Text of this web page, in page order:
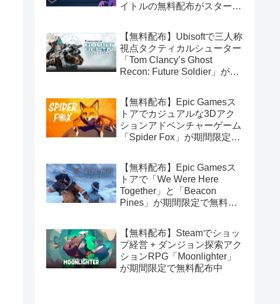
イトルの無料配布がスタート
【無料配布】Ubisoftで三人称
視点タクティカルシューター
「Tom Clancy’s Ghost
Recon: Future Soldier」が期
Connect版）
【無料配布】Epic Gamesス
トアでカジュアルな3Dアク
ションアドベンチャーゲーム
「Spider Fox」が期間限定で
【無料配布】Epic Gamesス
トアで「We Were Here
Together」と「Beacon
Pines」が期間限定で無料配
【無料配布】Steamでショッ
プ経営 + ダンジョン探索アク
ションRPG「Moonlighter」
が期間限定で無料配布中